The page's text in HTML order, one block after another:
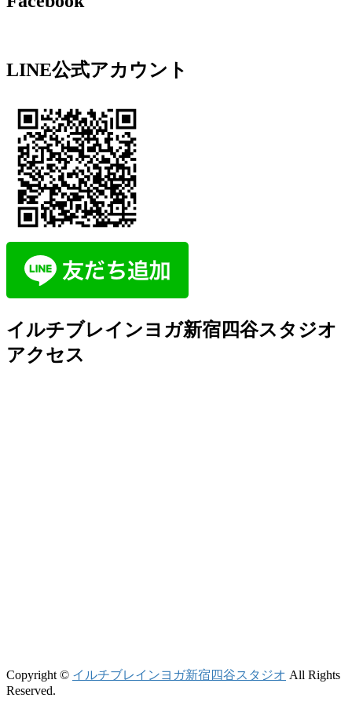
LINE公式アカウント
イルチブレインヨガ新宿四谷スタジオ
アクセス
Copyright © イルチブレインヨガ新宿四谷スタジオ All Rights
Reserved.